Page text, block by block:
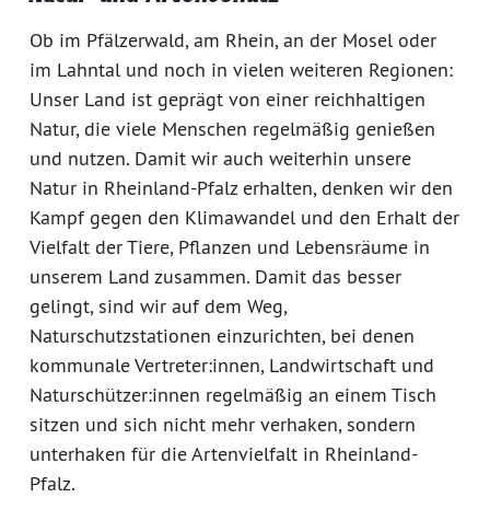
Ob im Pfälzerwald, am Rhein, an der Mosel oder
im Lahntal und noch in vielen weiteren Regionen:
Unser Land ist geprägt von einer reichhaltigen
Natur, die viele Menschen regelmäßig genießen
und nutzen. Damit wir auch weiterhin unsere
Natur in Rheinland-Pfalz erhalten, denken wir den
Kampf gegen den Klimawandel und den Erhalt der
Vielfalt der Tiere, Pflanzen und Lebensräume in
unserem Land zusammen. Damit das besser
gelingt, sind wir auf dem Weg,
Naturschutzstationen einzurichten, bei denen
kommunale Vertreter:innen, Landwirtschaft und
Naturschützer:innen regelmäßig an einem Tisch
sitzen und sich nicht mehr verhaken, sondern
unterhaken für die Artenvielfalt in Rheinland-
Pfalz.